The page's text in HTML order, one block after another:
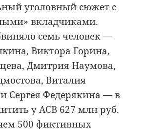
уголовный сюжет с
вкладчиками.
семь человек —
Виктора Горина,
Дмитрия Наумова,
Виталия
Сергея Федерякина — в
у АСВ 627 млн руб.
500 фиктивных